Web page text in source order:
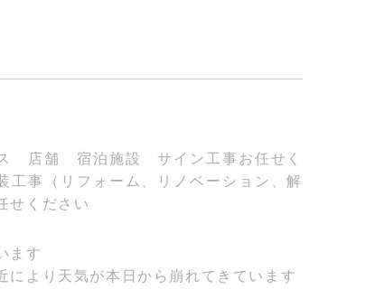
店舗 宿泊施設 サイン工事お任せく
事（リフォーム、リノベーション、解
せください
ます
により天気が本日から崩れてきています